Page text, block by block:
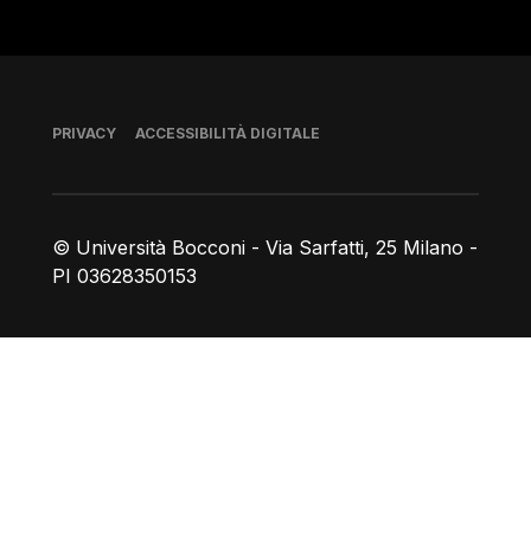
© Università Bocconi - Via Sarfatti, 25 Milano -
PI 03628350153
Piè di pagina
PRIVACY ACCESSIBILITÀ DIGITALE